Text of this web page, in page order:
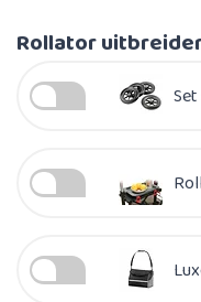
Rollator